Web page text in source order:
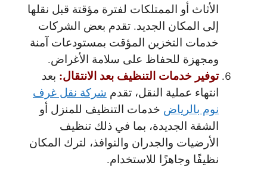
الأثاث أو الممتلكات لفترة مؤقتة قبل نقلها
إلى المكان الجديد. تقدم بعض الشركات
خدمات التخزين المؤقت بمستودعات آمنة
ومجهزة للحفاظ على سلامة الأغراض.
توفير خدمات التنظيف بعد الانتقال: بعد
انتهاء عملية النقل، تقدم شركة نقل غرف
نوم بالرياض خدمات التنظيف للمنزل أو
الشقة الجديدة، بما في ذلك تنظيف
الأرضيات والجدران والنوافذ، لترك المكان
نظيفًا وجاهزًا للاستخدام.